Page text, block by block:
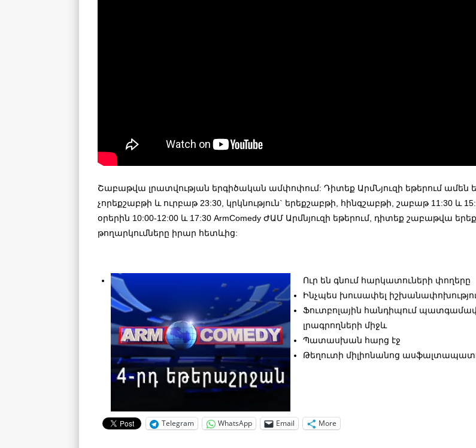
Շաբաթվա լրատվության երգիծական ամփոփում: Դիտեք ԱրմՆյուզի եթերում ամեն
չորեքշաբթի և ուրբաթ 23:30, կրկնություն` երեքշաբթի, հինգշաբթի, շաբաթ 11:30 և
օրերին 10:00-12:00 և 17:30 ArmComedy ԺԱՄ Արմնյուզի եթերում, դիտեք շաբաթվա երեք
թողարկումները իրար հետևից:
Ուր են գնում հարկատուների փողերը
Ինչպես խուսափել
Ֆուտբոլային հանդիպում
լրագրողների միջև
Պատասխան հարց էջ
Թեղուտի միլիոնանոց
Telegram WhatsApp Email More